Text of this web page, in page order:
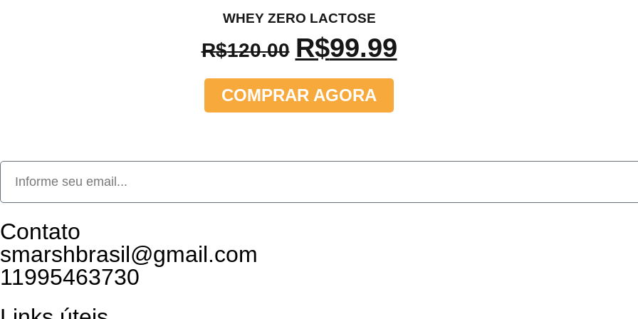
WHEY ZERO LACTOSE
R$120.00 R$99.99
COMPRAR AGORA
Contato
smarshbrasil@gmail.com
11995463730